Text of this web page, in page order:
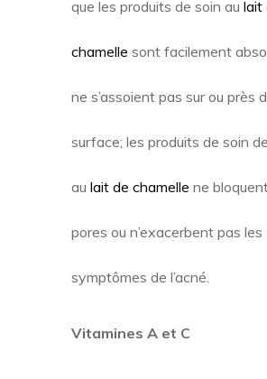
que les produits de soin au lait
chamelle sont facilement
ne s’assoient pas sur ou près
surface; les produits de soin
au lait de chamelle ne
pores ou n’exacerbent pas les
symptômes de l’acné.
Vitamines A et C